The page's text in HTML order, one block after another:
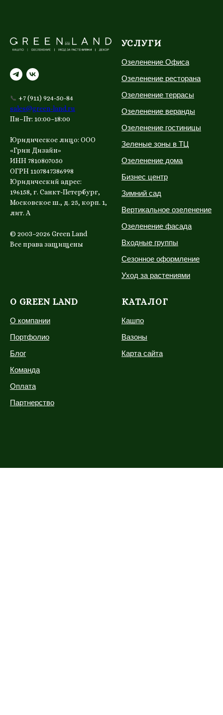
📞 +7 (911) 924-50-84
sales@green-land.ru
Пн–Пт: 10:00–18:00
Юридическое лицо: ООО
«Грин Дизайн»
ИНН 7810807050
ОГРН 1107847386998
Юридический адрес:
196158, г. Санкт-Петербург,
Московское ш., д. 25, корп. 1,
лит. А
© 2003–2026 Green Land
Все права защищены
УСЛУГИ
Озеленение Офиса
Озеленение ресторана
Озеленение террасы
Озеленение веранды
Озеленение гостиницы
Зеленые зоны в ТЦ
Озеленение дома
Бизнес центр
Зимний сад
Вертикальное озеленение
Озеленение фасада
Входные группы
Сезонное оформление
Уход за растениями
О GREEN LAND
О компании
Портфолио
Блог
Команда
Оплата
Партнерство
КАТАЛОГ
Кашпо
Вазоны
Карта сайта